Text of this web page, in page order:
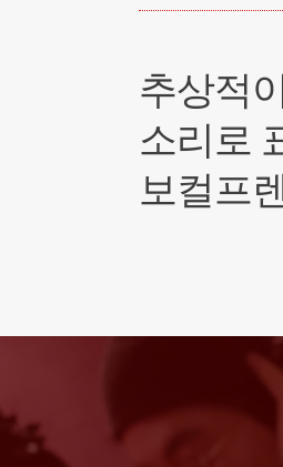
추상적
소리로
보컬프